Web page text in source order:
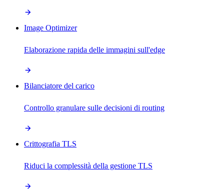
Image Optimizer
Elaborazione rapida delle immagini sull'edge
Bilanciatore del carico
Controllo granulare sulle decisioni di routing
Crittografia TLS
Riduci la complessità della gestione TLS